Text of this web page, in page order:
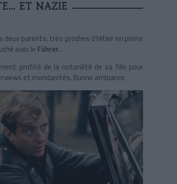
ET NAZIE
parents, très proches d’Hitler en pleine
avec le Führer...
profité de la notoriété de sa fille pour
et mondanités. Bonne ambiance.